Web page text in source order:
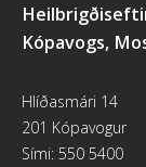
Kópavogs,
Hlíðasmári 14
201 Kópavogur
Sími: 550 5400